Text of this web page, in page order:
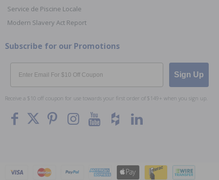
Service de Piscine Locale
Modern Slavery Act Report
Subscribe for our Promotions
Email
Sign Up
Receive a $10 off coupon for use towards your first order of $149+ when you sign up.